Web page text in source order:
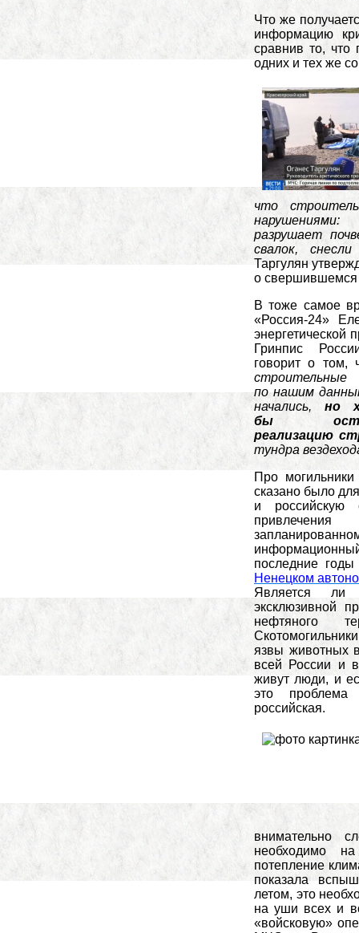
Что же
информацию
сравнив то, что
одних и тех же
что
разрушает
свалок,
Таргулян
о свершившемся
В тоже самое
«Россия-24»
энергетической
Гринпис
говорит о том,
по нашим
начались, но
бы
реализацию
тундра
Про
сказано было
и российскую
последние годы
Ненецком
Является ли
эксклюзивной
нефтяного
язвы животных
всей России и
живут люди, и
это проблема
российская.
внимательно
необходимо
потепление
показала
летом, это
на уши всех и
«войсковую»